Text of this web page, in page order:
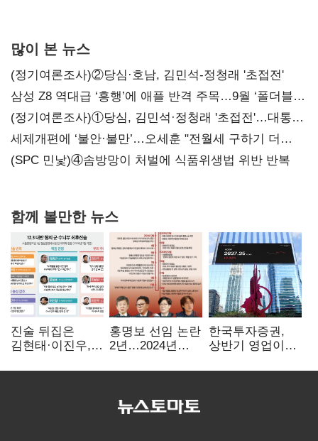
많이 본 뉴스
(정기여론조사)②당심·호남, 김민석-정청래 '초접전'
삼성 Z8 역대급 ‘흥행’에 애플 반격 주목…9월 ‘폴더블
대전’
(정기여론조사)①당심, 김민석·정청래 '초접전'…대통령
지지도 '50% 아래로'(종합)
세제개편에 ‘불안·불만’…오세훈 "전월세 구하기 더
힘들어질 것"
(SPC 민낯)④솜방망이 처벌에 식품위생법 위반 반복
함께 볼만한 뉴스
진술 뒤집은
김현태·이진우,
헌신"…법정서
홍명보 선임 논란
2년…2024년
압색까지
한국투자증권,
상반기 영업이익
전년비 89.1%↑